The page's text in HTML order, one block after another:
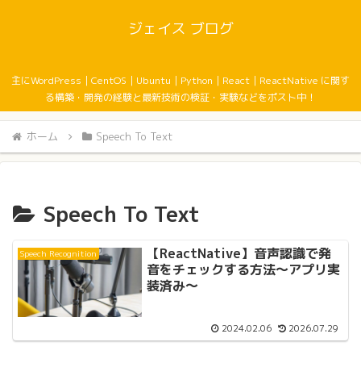
ジェイス ブログ
主にWordPress｜CentOS｜Ubuntu｜Python｜React｜ReactNative に関す
る構築・開発の経験と最新技術の検証・実験などをポスト中！
ホーム Speech To Text
Speech To Text
Speech Recognition
【ReactNative】音声認識で発
音をチェックする方法〜アプリ実
装済み〜
2024.02.06 2026.07.29